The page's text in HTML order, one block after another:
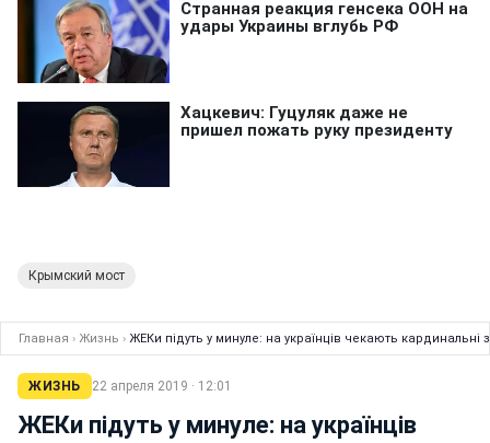
Крымский мост
Главная › Жизнь › ЖЕКи підуть у минуле: на українців чекають кардинальні
ЖИЗНЬ 22 апреля 2019 · 12:01
ЖЕКи підуть у минуле: на українців